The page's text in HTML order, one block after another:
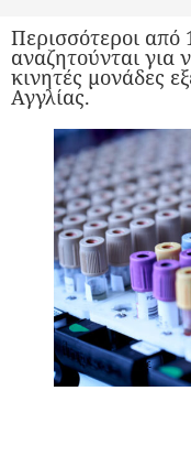
Περισσότεροι από
αναζητούνται για
κινητές μονάδες
Αγγλίας.